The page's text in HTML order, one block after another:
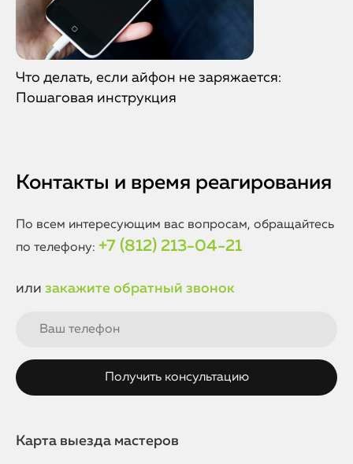
Что делать, если айфон не заряжается:
Пошаговая инструкция
Контакты и время реагирования
По всем интересующим вас вопросам, обращайтесь
по телефону: +7 (812) 213-04-21
или закажите обратный звонок
Карта выезда мастеров